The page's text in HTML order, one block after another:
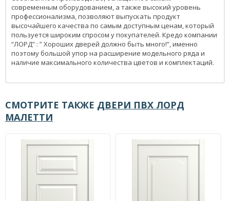
современным оборудованием, а также высокий уровень
профессионализма, позволяют выпускать продукт
высочайшего качества по самым доступным ценам, который
пользуется широким спросом у покупателей. Кредо компании
“ЛОРД” : ” Хороших дверей должно быть много!”, именно
поэтому большой упор на расширение модельного ряда и
наличие максимального количества цветов и комплектаций.
СМОТРИТЕ ТАКЖЕ ДВЕРИ ПВХ ЛОРД
МАЛЕТТИ